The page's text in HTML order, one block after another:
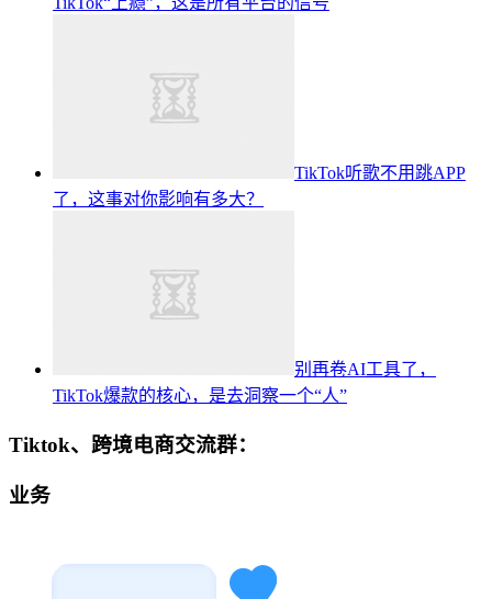
TikTok听歌不用跳APP
了，这事对你影响有多大？
别再卷AI工具了，
TikTok爆款的核心，是去洞察一个“人”
Tiktok、跨境电商交流群：
业务